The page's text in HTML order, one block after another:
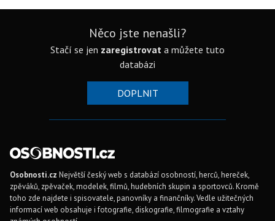
Něco jste nenašli?
Stačí se jen zaregistrovat a můžete tuto
databázi
DOPLNIT
Osobnosti.cz Největší český web s databází osobností, herců, hereček,
zpěváků, zpěvaček, modelek, filmů, hudebních skupin a sportovců. Kromě
toho zde najdete i spisovatele, panovníky a finančníky. Vedle užitečných
informací web obsahuje i fotografie, diskografie, filmografie a vztahy